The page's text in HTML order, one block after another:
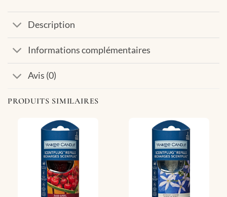
Description
Informations complémentaires
Avis (0)
PRODUITS SIMILAIRES